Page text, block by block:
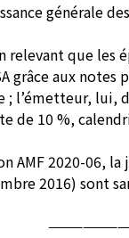
générale
que les
grâce aux notes
; l’émetteur, lui,
de 10 %,
AMF 2020-06,
2016) sont